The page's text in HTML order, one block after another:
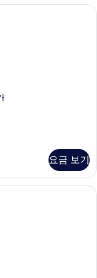
인폴 샤워기, 고급 세면용
요금 보기